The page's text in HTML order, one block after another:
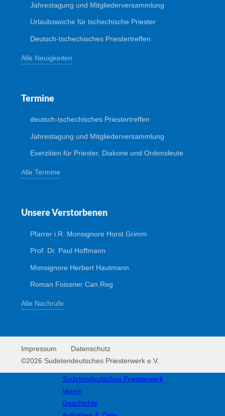
Jahrestagung und Mitgliederversammlung
Urlaubswoche für tschechische Priester
Deutsch-tschechisches Priestertreffen
Alle Neuigkeiten
Termine
deutsch-tschechisches Priestertreffen
Jahrestagung und Mitgliederversammlung
Exerzitien für Priester, Diakone und Ordensleute
Alle Termine
Unsere Verstorbenen
Pfarrer i.R. Monsignore Horst Grimm
Prof. Dr. Paul Hoffmann
Monsignore Herbert Hautmann
Roman Foissner Can.Reg
Alle Nachrufe
Impressum
Datenschutz
©2026 Sudetendeutsches Priesterwerk e.V.
Sudetendeutsches Priesterwerk
Verein
Geschichte